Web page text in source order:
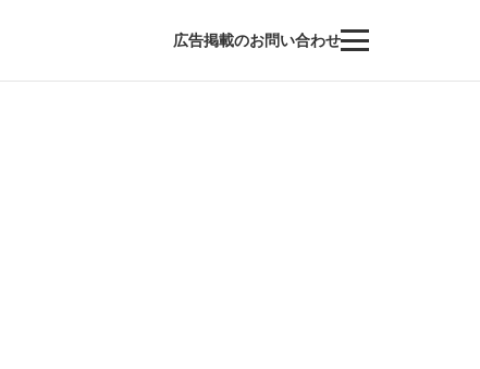
広告掲載のお問い合わせ